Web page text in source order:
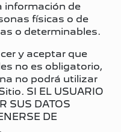
información de
físicas o de
o determinables.
y aceptar que
no es obligatorio,
no podrá utilizar
SI EL USUARIO
SUS DATOS
DE